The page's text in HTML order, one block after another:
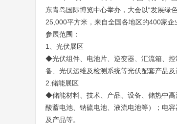
东青岛国际博览中心举办，大会以“发展绿
25,000平方米，来自全国各地区的400家
参展范围：
1、光伏展区
◆光伏组件、电池片、逆变器、汇流箱、
备、光伏运维及检测系统等光伏配套产品
2.储能展区
◆储能材料、技术、产品、设备、储热中
酸蓄电池、钠硫电池、液流电池等）；电
及产品等。